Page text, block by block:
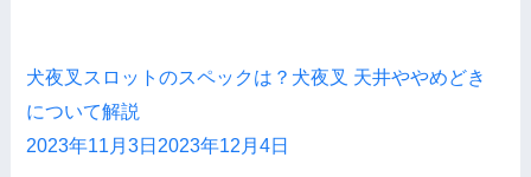
犬夜叉スロットのスペックは？犬夜叉 天井ややめどき
について解説
2023年11月3日 2023年12月4日